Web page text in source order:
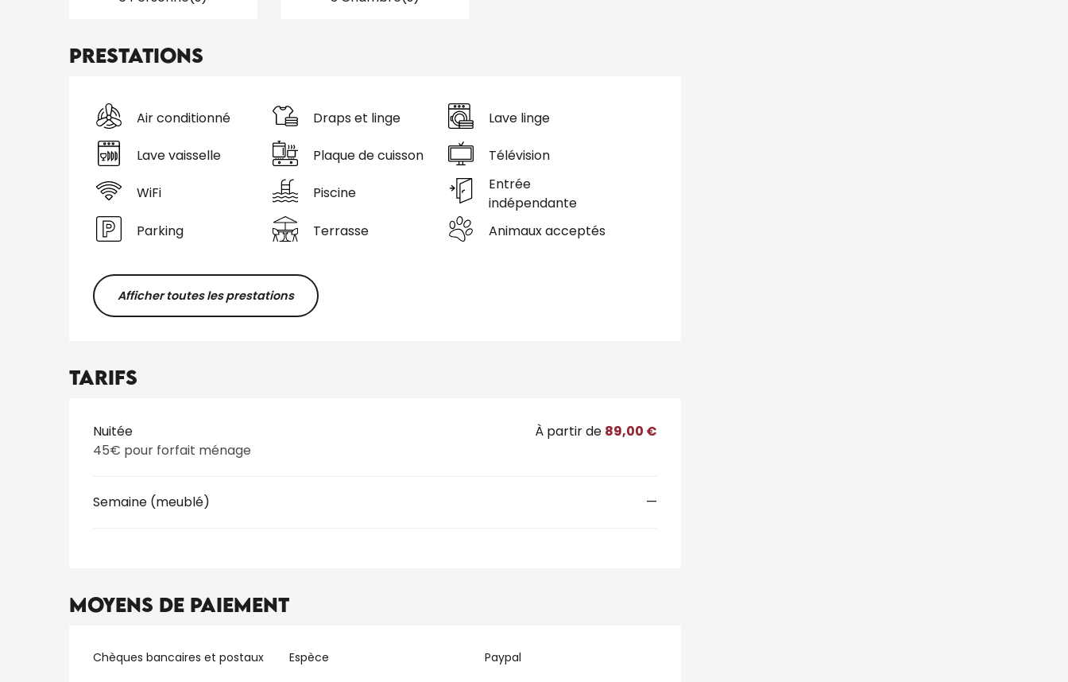
Prestations
Air conditionné Draps et linge Lave linge
Lave vaisselle Plaque de cuisson Télévision
WiFi Piscine
Entrée
indépendante
Parking
Terrasse Animaux acceptés
Afficher toutes les prestations
Tarifs
Tarifs 2026
Nuitée
45€ pour forfait ménage
À partir de 89,00 €
Semaine (meublé) —
Moyens de paiement
Chèques bancaires et postaux Espèce Paypal